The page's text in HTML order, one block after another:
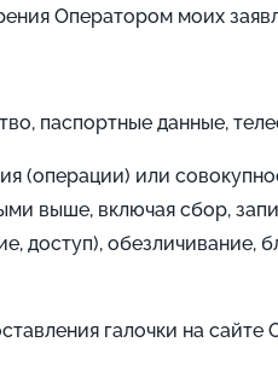
Оператором моих
паспортные данные,
(операции) или
выше, включая сбор,
доступ),
галочки на сайте